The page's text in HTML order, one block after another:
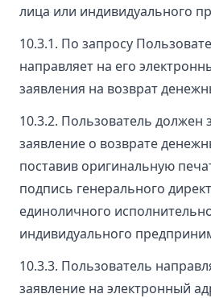
лица или индивидуального
10.3.1. По запросу
направляет на его
заявления на возврат
10.3.2. Пользователь должен
заявление о возврате
поставив оригинальную
подпись генерального
единоличного
индивидуального
10.3.3. Пользователь
заявление на электронный